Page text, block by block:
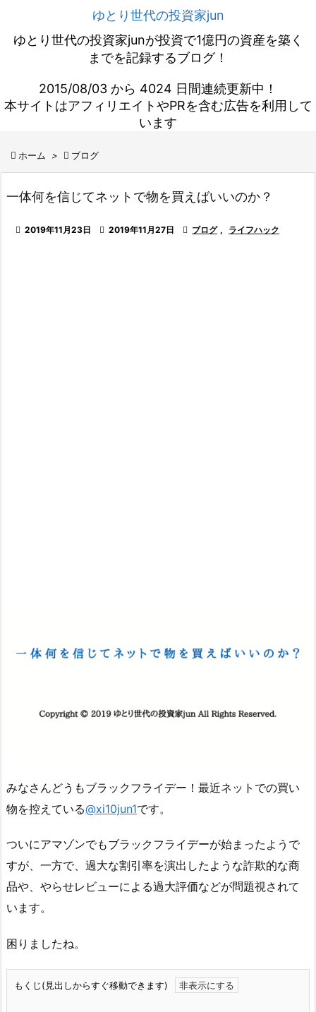
ゆとり世代の投資家jun
ゆとり世代の投資家junが投資で1億円の資産を築く
までを記録するブログ！
2015/08/03 から 4024 日間連続更新中！
本サイトはアフィリエイトやPRを含む広告を利用して
います
 ホーム >  ブログ
一体何を信じてネットで物を買えばいいのか？
 2019年11月23日  2019年11月27日  ブログ , ライフハック
みなさんどうもブラックフライデー！最近ネットでの買い
物を控えている@xi10jun1です。
ついにアマゾンでもブラックフライデーが始まったようで
すが、一方で、過大な割引率を演出したような詐欺的な商
品や、やらせレビューによる過大評価などが問題視されて
います。
困りましたね。
もくじ(見出しからすぐ移動できます)